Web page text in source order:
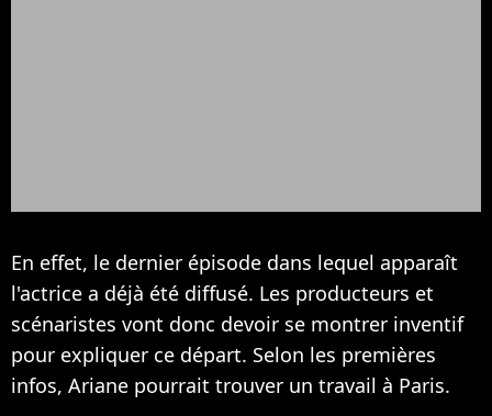
En effet, le dernier épisode dans lequel apparaît
l'actrice a déjà été diffusé. Les producteurs et
scénaristes vont donc devoir se montrer inventif
pour expliquer ce départ. Selon les premières
infos, Ariane pourrait trouver un travail à Paris.